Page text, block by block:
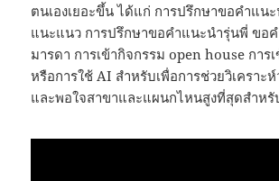
ตนเองเยอะขึ้น ได้แก่ การปรึกษาขอคำแน
แนะแนว การปรึกษาขอคำแนะนำรุ่นพี่ ขอ
มารดา การเข้ากิจกรรม open house การ
หรือการใช้ AI สำหรับเพื่อการช่วยวิเคราะ
และพอใจสาขาและแผนกไหนสูงที่สุดสำหรั